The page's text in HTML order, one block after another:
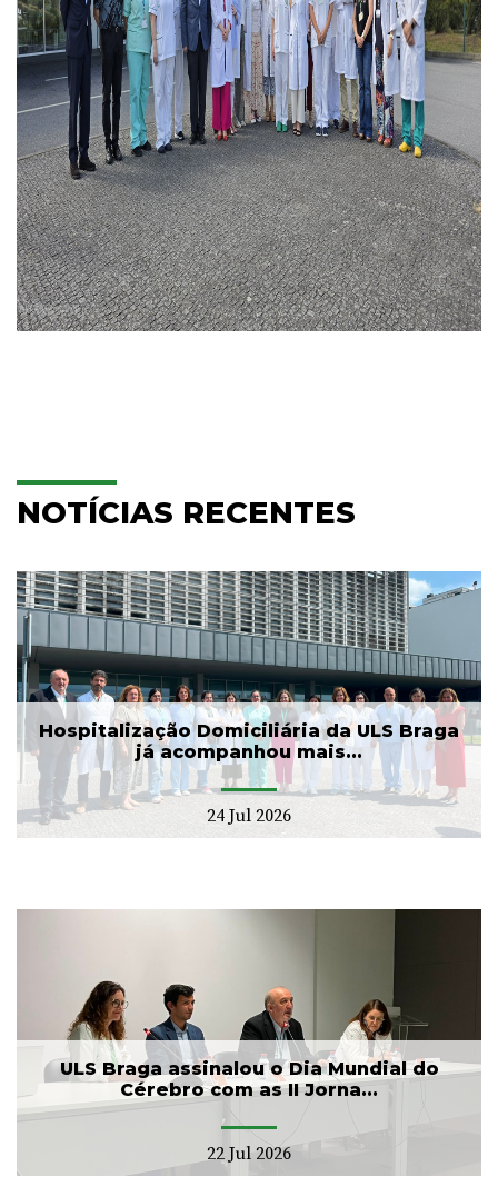
NOTÍCIAS RECENTES
Hospitalização Domiciliária da ULS Braga
já acompanhou mais...
24 Jul 2026
ULS Braga assinalou o Dia Mundial do
Cérebro com as II Jorna...
22 Jul 2026